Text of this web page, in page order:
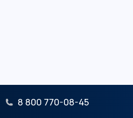
8 800 770-08-45